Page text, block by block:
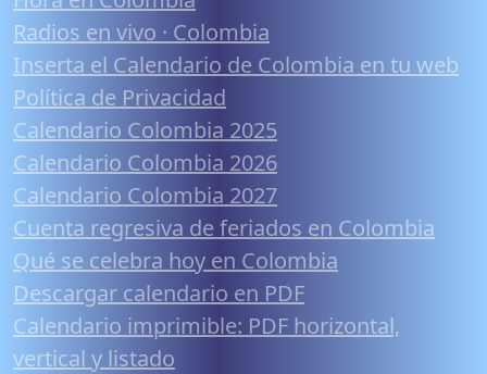
Radios en vivo · Colombia
Inserta el Calendario de Colombia en tu web
Política de Privacidad
Calendario Colombia 2025
Calendario Colombia 2026
Calendario Colombia 2027
Cuenta regresiva de feriados en Colombia
Qué se celebra hoy en Colombia
Descargar calendario en PDF
Calendario imprimible: PDF horizontal,
vertical y listado